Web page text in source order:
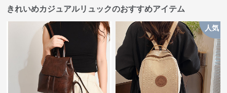
きれいめカジュアルリュックのおすすめアイテム
人気